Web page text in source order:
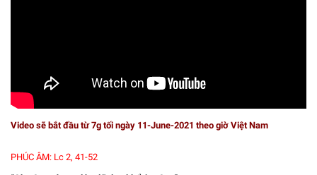
Video sẽ bắt đầu từ 7g tối ngày 11-June-2021 theo giờ Việt Nam
PHÚC ÂM: Lc 2, 41-52